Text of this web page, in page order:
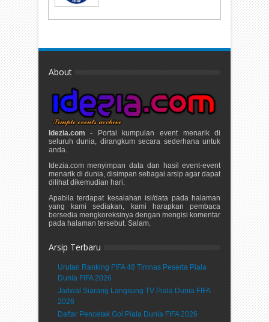
About
Idezia.com - Portal kumpulan event menarik di
seluruh dunia, dirangkum secara sederhana untuk
anda.
Idezia.com menyimpan data dan hasil event-event
menarik di dunia, disimpan sebagai arsip agar dapat
dilihat dikemudian hari.
Apabila terdapat kesalahan isi/data pada halaman
yang kami sediakan, kami harapkan pembaca
bersedia mengkoreksinya dengan mengisi komentar
pada halaman tersebut. Salam.
Arsip Terbaru
Urutan Ranking FIFA 48 Timnas Peserta Piala
Dunia FIFA 2026
Jadwal Siarang Langsung TV Piala Dunia FIFA
2026
Daftar Pencetak Gol Piala Dunia FIFA 2026